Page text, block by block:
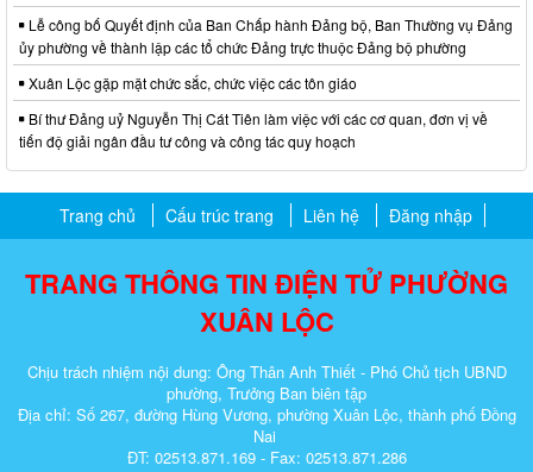
Lễ công bố Quyết định của Ban Chấp hành Đảng bộ, Ban Thường vụ Đảng
ủy phường về thành lập các tổ chức Đảng trực thuộc Đảng bộ phường
Xuân Lộc gặp mặt chức sắc, chức việc các tôn giáo
Bí thư Đảng uỷ Nguyễn Thị Cát Tiên làm việc với các cơ quan, đơn vị về
tiến độ giải ngân đầu tư công và công tác quy hoạch
Trang chủ Cấu trúc trang Liên hệ Đăng nhập
TRANG THÔNG TIN ĐIỆN TỬ PHƯỜNG
XUÂN LỘC
Chịu trách nhiệm nội dung: Ông Thân Anh Thiết - Phó Chủ tịch UBND
phường, Trưởng Ban biên tập
Địa chỉ: Số 267, đường Hùng Vương, phường Xuân Lộc, thành phố Đồng
Nai
ĐT: 02513.871.169 - Fax: 02513.871.286